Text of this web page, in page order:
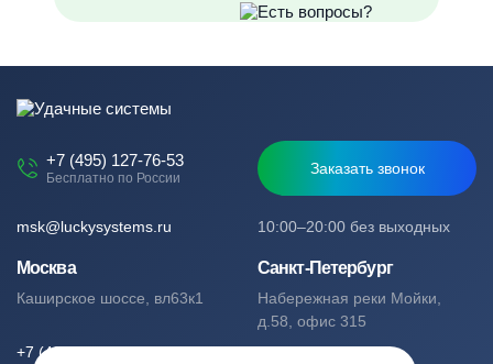
+7 (495) 127-76-53
Бесплатно по России
Заказать звонок
10:00–20:00 без выходных
msk@luckysystems.ru
Москва
Каширское шоссе, вл63к1
+7 (495) 127-76-53
Санкт-Петербург
Набережная реки Мойки,
д.58, офис 315
+7 (812) 244-49-61